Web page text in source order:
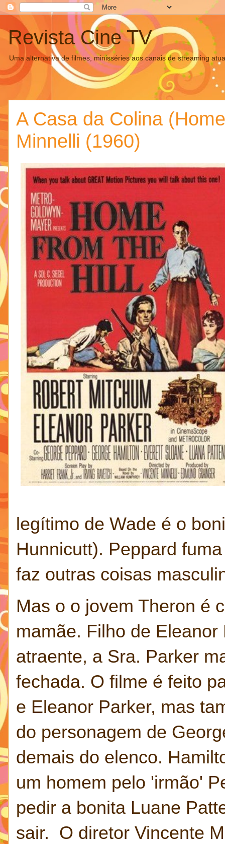
Revista Cine TV
Uma alternativa de filmes, minisséries aos canais de streaming
A Casa da Colina
Minnelli (1960)
legítimo de Wade é o
Hunnicutt). Peppard
faz outras coisas
Mas o o jovem Theron é
mamãe. Filho de
atraente, a Sra. Parker
fechada. O filme é feito
e Eleanor Parker, mas
do personagem de
demais do elenco.
um homem pelo 'irmão'
pedir a bonita Luane
sair. O diretor Vincente